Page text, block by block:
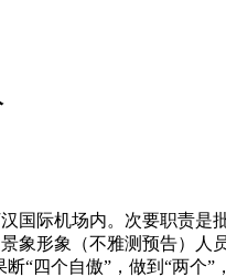
际机场内。次要职责是
象形象（不雅测预告）
“四个自傲”，做到“两